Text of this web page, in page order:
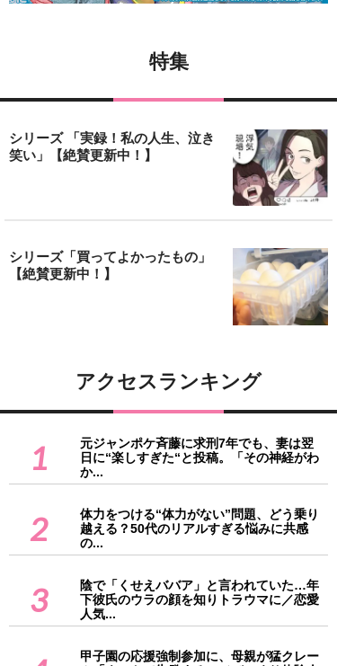
特集
シリーズ 「実録！私の人生、泣き
笑い」【絶賛更新中！】
シリーズ「買ってよかったもの」
【絶賛更新中！】
アクセスランキング
1
元ジャンポケ斉藤に求刑7年でも、妻は翌
日に“楽しすぎた“と投稿。「その神経がわ
か...
2
体力をつける“体力がない”問題、どう乗り
越える？50代のリアルすぎる悩みに共感
の...
3
陰で「くせえババア」と言われていた…年
下彼氏のウラの顔を知りトラウマに／恋愛
人気...
甲子園の応援強制参加に、母親が猛クレー